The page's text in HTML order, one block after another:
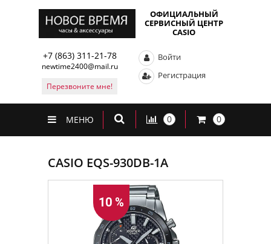
ОФИЦИАЛЬНЫЙ
СЕРВИСНЫЙ ЦЕНТР
CASIO
+7 (863) 311-21-78
newtime2400@mail.ru
Перезвоните мне!
Войти
Регистрация
МЕНЮ 0 0
CASIO EQS-930DB-1A
10 %